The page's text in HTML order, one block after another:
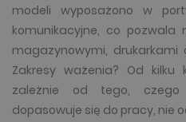
modeli wyposażono w
komunikacyjne, co
magazynowymi, drukarkami
Zakresy ważenia? Od
zależnie od tego, czego
dopasowuje się do pracy, nie